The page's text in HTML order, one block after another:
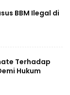
BBM Ilegal di
Terhadap
Hukum